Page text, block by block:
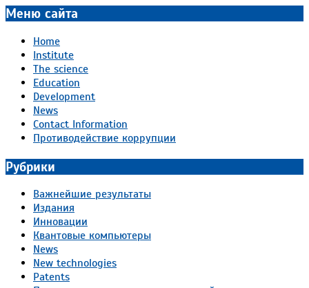
Меню сайта
Home
Institute
The science
Education
Development
News
Contact Information
Противодействие коррупции
Рубрики
Важнейшие результаты
Издания
Инновации
Квантовые компьютеры
News
New technologies
Patents